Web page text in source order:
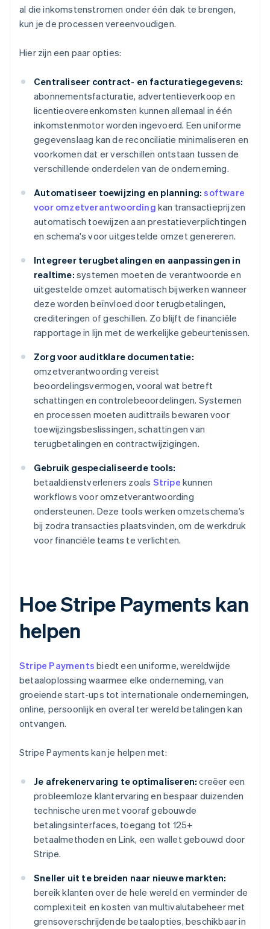
al die inkomstenstromen onder één dak te brengen,
kun je de processen vereenvoudigen.
Hier zijn een paar opties:
Centraliseer contract- en facturatiegegevens:
abonnementsfacturatie, advertentieverkoop en
licentieovereenkomsten kunnen allemaal in één
inkomstenmotor worden ingevoerd. Een uniforme
gegevenslaag kan de reconciliatie minimaliseren en
voorkomen dat er verschillen ontstaan tussen de
verschillende onderdelen van de onderneming.
Automatiseer toewijzing en planning: software
voor omzetverantwoording kan transactieprijzen
automatisch toewijzen aan prestatieverplichtingen
en schema's voor uitgestelde omzet genereren.
Integreer terugbetalingen en aanpassingen in
realtime: systemen moeten de verantwoorde en
uitgestelde omzet automatisch bijwerken wanneer
deze worden beïnvloed door terugbetalingen,
crediteringen of geschillen. Zo blijft de financiële
rapportage in lijn met de werkelijke gebeurtenissen.
Zorg voor auditklare documentatie:
omzetverantwoording vereist
beoordelingsvermogen, vooral wat betreft
schattingen en controlebeoordelingen. Systemen
en processen moeten audittrails bewaren voor
toewijzingsbeslissingen, schattingen van
terugbetalingen en contractwijzigingen.
Gebruik gespecialiseerde tools:
betaaldienstverleners zoals Stripe kunnen
workflows voor omzetverantwoording
ondersteunen. Deze tools werken omzetschema’s
bij zodra transacties plaatsvinden, om de werkdruk
voor financiële teams te verlichten.
Hoe Stripe Payments kan
helpen
Stripe Payments biedt een uniforme, wereldwijde
betaaloplossing waarmee elke onderneming, van
groeiende start-ups tot internationale ondernemingen,
online, persoonlijk en overal ter wereld betalingen kan
ontvangen.
Stripe Payments kan je helpen met:
Je afrekenervaring te optimaliseren: creëer een
probleemloze klantervaring en bespaar duizenden
technische uren met vooraf gebouwde
betalingsinterfaces, toegang tot 125+
betaalmethoden en Link, een wallet gebouwd door
Stripe.
Sneller uit te breiden naar nieuwe markten:
bereik klanten over de hele wereld en verminder de
complexiteit en kosten van multivalutabeheer met
grensoverschrijdende betaalopties, beschikbaar in